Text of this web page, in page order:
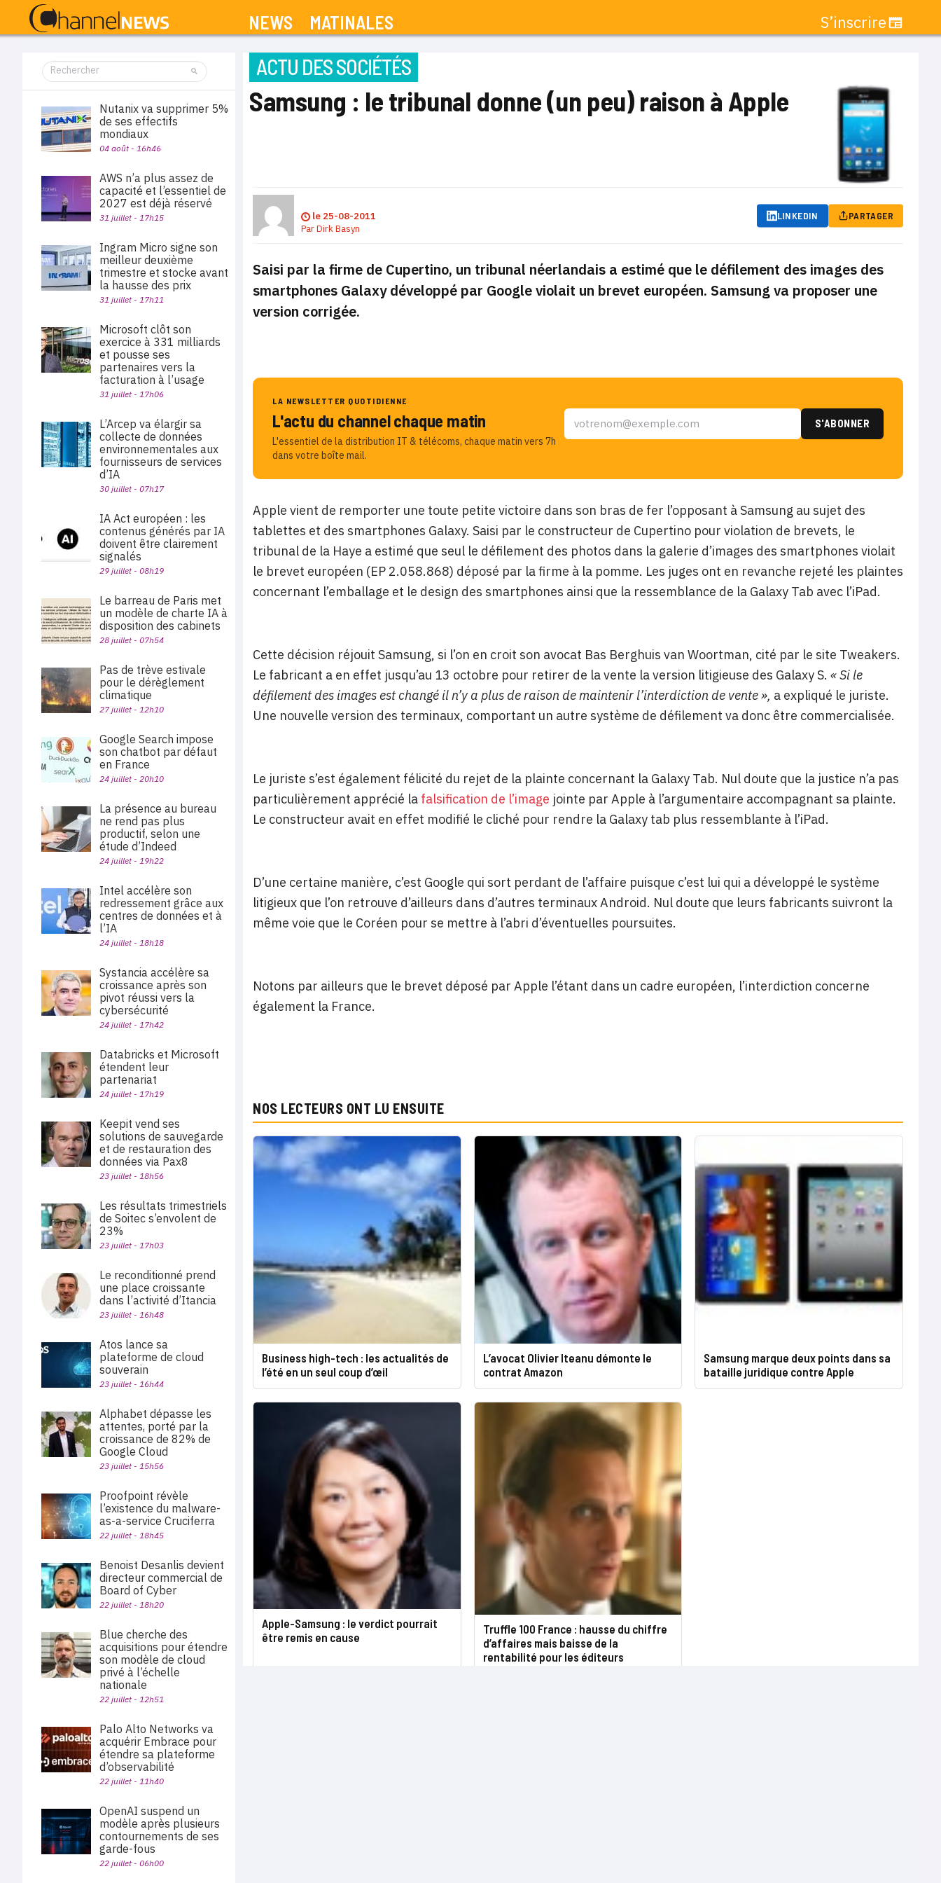
NEWS MATINALES S’inscrire
ACTU DES SOCIÉTÉS
Samsung : le tribunal donne (un peu) raison à Apple
le 25-08-2011
ParDirk Basyn
LINKEDIN PARTAGER
Saisi par la firme de Cupertino, un tribunal néerlandais a estimé que le défilement des images des
smartphones Galaxy développé par Google violait un brevet européen. Samsung va proposer une
version corrigée.
LA NEWSLETTER QUOTIDIENNE
L'actu du channel chaque matin
L'essentiel de la distribution IT & télécoms, chaque matin vers 7h
dans votre boîte mail.
Apple vient de remporter une toute petite victoire dans son bras de fer l’opposant à Samsung au sujet des
tablettes et des smartphones Galaxy. Saisi par le constructeur de Cupertino pour violation de brevets, le
tribunal de la Haye a estimé que seul le défilement des photos dans la galerie d’images des smartphones violait
le brevet européen (EP 2.058.868) déposé par la firme à la pomme. Les juges ont en revanche rejeté les plaintes
concernant l’emballage et le design des smartphones ainsi que la ressemblance de la Galaxy Tab avec l’iPad.
Cette décision réjouit Samsung, si l’on en croit son avocat Bas Berghuis van Woortman, cité par le site Tweakers.
Le fabricant a en effet jusqu’au 13 octobre pour retirer de la vente la version litigieuse des Galaxy S. « Si le
défilement des images est changé il n’y a plus de raison de maintenir l’interdiction de vente », a expliqué le juriste.
Une nouvelle version des terminaux, comportant un autre système de défilement va donc être commercialisée.
Le juriste s’est également félicité du rejet de la plainte concernant la Galaxy Tab. Nul doute que la justice n’a pas
particulièrement apprécié la falsification de l’image jointe par Apple à l’argumentaire accompagnant sa plainte.
Le constructeur avait en effet modifié le cliché pour rendre la Galaxy tab plus ressemblante à l’iPad.
D’une certaine manière, c’est Google qui sort perdant de l’affaire puisque c’est lui qui a développé le système
litigieux que l’on retrouve d’ailleurs dans d’autres terminaux Android. Nul doute que leurs fabricants suivront la
même voie que le Coréen pour se mettre à l’abri d’éventuelles poursuites.
Notons par ailleurs que le brevet déposé par Apple l’étant dans un cadre européen, l’interdiction concerne
également la France.
NOS LECTEURS ONT LU ENSUITE
Business high-tech : les actualités de
l’été en un seul coup d’œil
L’avocat Olivier Iteanu démonte le
contrat Amazon
Samsung marque deux points dans sa
bataille juridique contre Apple
Apple-Samsung : le verdict pourrait
être remis en cause
Truffle 100 France : hausse du chiffre
d’affaires mais baisse de la
rentabilité pour les éditeurs
Nutanix va supprimer 5%
de ses effectifs
mondiaux
04 août - 16h46
AWS n’a plus assez de
capacité et l’essentiel de
2027 est déjà réservé
31 juillet - 17h15
Ingram Micro signe son
meilleur deuxième
trimestre et stocke avant
la hausse des prix
31 juillet - 17h11
Microsoft clôt son
exercice à 331 milliards
et pousse ses
partenaires vers la
facturation à l’usage
31 juillet - 17h06
L’Arcep va élargir sa
collecte de données
environnementales aux
fournisseurs de services
d’IA
30 juillet - 07h17
IA Act européen : les
contenus générés par IA
doivent être clairement
signalés
29 juillet - 08h19
Le barreau de Paris met
un modèle de charte IA à
disposition des cabinets
28 juillet - 07h54
Pas de trève estivale
pour le dérèglement
climatique
27 juillet - 12h10
Google Search impose
son chatbot par défaut
en France
24 juillet - 20h10
La présence au bureau
ne rend pas plus
productif, selon une
étude d’Indeed
24 juillet - 19h22
Intel accélère son
redressement grâce aux
centres de données et à
l’IA
24 juillet - 18h18
Systancia accélère sa
croissance après son
pivot réussi vers la
cybersécurité
24 juillet - 17h42
Databricks et Microsoft
étendent leur
partenariat
24 juillet - 17h19
Keepit vend ses
solutions de sauvegarde
et de restauration des
données via Pax8
23 juillet - 18h56
Les résultats trimestriels
de Soitec s’envolent de
23%
23 juillet - 17h03
Le reconditionné prend
une place croissante
dans l’activité d’Itancia
23 juillet - 16h48
Atos lance sa
plateforme de cloud
souverain
23 juillet - 16h44
Alphabet dépasse les
attentes, porté par la
croissance de 82% de
Google Cloud
23 juillet - 15h56
Proofpoint révèle
l’existence du malware-
as-a-service Cruciferra
22 juillet - 18h45
Benoist Desanlis devient
directeur commercial de
Board of Cyber
22 juillet - 18h20
Blue cherche des
acquisitions pour étendre
son modèle de cloud
privé à l’échelle
nationale
22 juillet - 12h51
Palo Alto Networks va
acquérir Embrace pour
étendre sa plateforme
d’observabilité
22 juillet - 11h40
OpenAI suspend un
modèle après plusieurs
contournements de ses
garde-fous
22 juillet - 06h00